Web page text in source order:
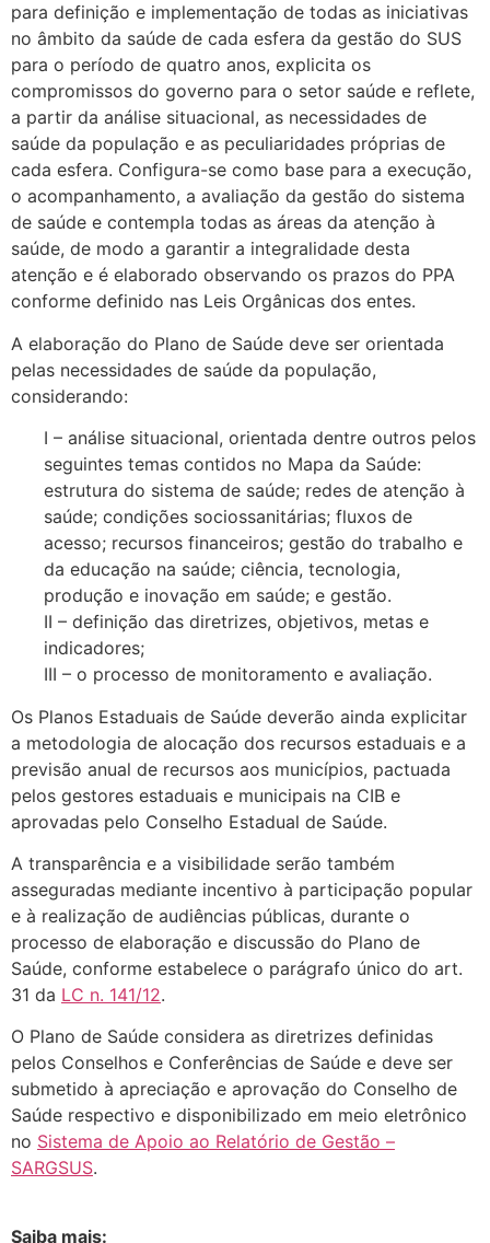
para definição e implementação de todas as iniciativas
no âmbito da saúde de cada esfera da gestão do SUS
para o período de quatro anos, explicita os
compromissos do governo para o setor saúde e reflete,
a partir da análise situacional, as necessidades de
saúde da população e as peculiaridades próprias de
cada esfera. Configura-se como base para a execução,
o acompanhamento, a avaliação da gestão do sistema
de saúde e contempla todas as áreas da atenção à
saúde, de modo a garantir a integralidade desta
atenção e é elaborado observando os prazos do PPA
conforme definido nas Leis Orgânicas dos entes.
A elaboração do Plano de Saúde deve ser orientada
pelas necessidades de saúde da população,
considerando:
I – análise situacional, orientada dentre outros pelos
seguintes temas contidos no Mapa da Saúde:
estrutura do sistema de saúde; redes de atenção à
saúde; condições sociossanitárias; fluxos de
acesso; recursos financeiros; gestão do trabalho e
da educação na saúde; ciência, tecnologia,
produção e inovação em saúde; e gestão.
II – definição das diretrizes, objetivos, metas e
indicadores;
III – o processo de monitoramento e avaliação.
Os Planos Estaduais de Saúde deverão ainda explicitar
a metodologia de alocação dos recursos estaduais e a
previsão anual de recursos aos municípios, pactuada
pelos gestores estaduais e municipais na CIB e
aprovadas pelo Conselho Estadual de Saúde.
A transparência e a visibilidade serão também
asseguradas mediante incentivo à participação popular
e à realização de audiências públicas, durante o
processo de elaboração e discussão do Plano de
Saúde, conforme estabelece o parágrafo único do art.
31 da LC n. 141/12.
O Plano de Saúde considera as diretrizes definidas
pelos Conselhos e Conferências de Saúde e deve ser
submetido à apreciação e aprovação do Conselho de
Saúde respectivo e disponibilizado em meio eletrônico
no Sistema de Apoio ao Relatório de Gestão –
SARGSUS.
Saiba mais: